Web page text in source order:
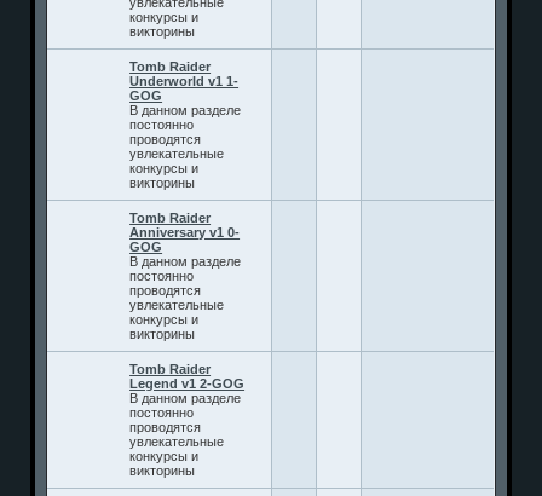
конкурсы и
викторины
Tomb Raider
Underworld v1 1-
GOG
В данном разделе
постоянно
проводятся
увлекательные
конкурсы и
викторины
Tomb Raider
Anniversary v1 0-
GOG
В данном разделе
постоянно
проводятся
увлекательные
конкурсы и
викторины
Tomb Raider
Legend v1 2-GOG
В данном разделе
постоянно
проводятся
увлекательные
конкурсы и
викторины